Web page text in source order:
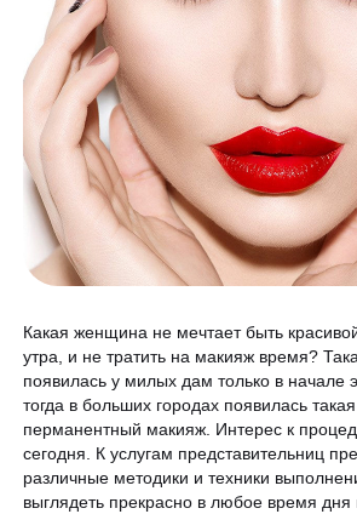
Гинекология
УЗИ
Лазерная эпиляция
Массаж и обёртывание
Спецпредложения
Сертификаты
Программа лояльности
QC Магазин
О клинике
Вакансии
Оборудование
Программа лояльности
СМИ о нас
Контакты
8 800 775 40 40
Какая женщина не мечтает быть
утра, и не тратить на макияж время?
появилась у милых дам только в начале
тогда в больших городах появилась такая
перманентный макияж. Интерес к
сегодня. К услугам представительниц
различные методики и техники
выглядеть прекрасно в любое время дня